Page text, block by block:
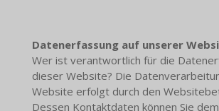
Datenerfassung auf unserer
Wer ist verantwortlich für die
dieser Website? Die
Website erfolgt durch den
Dessen Kontaktdaten können Sie